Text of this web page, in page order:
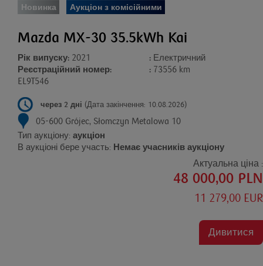
Новинка Аукціон з комісійними
Mazda MX-30 35.5kWh Kai
Рік випуску: 2021
Реєстраційний номер:
EL9T546
: Електричний
: 73556 km
Актуальна ціна :
48 000,00 PLN
11 279,00 EUR
Дивитися
через 2 дні (Дата закінчення: 10.08.2026)
05-600 Grójec, Słomczyn Metalowa 10
Тип аукціону: аукціон
В аукціоні бере участь: Немає учасників аукціону